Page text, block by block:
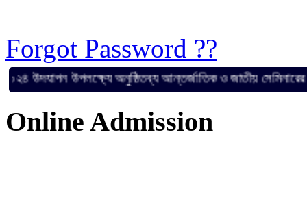
Forgot Password ??
উপলক্ষ্যে অনুষ্ঠিতব্য আন্তর্জাতিক ও জাতীয় সেমিনারের জন্য
Online Admission